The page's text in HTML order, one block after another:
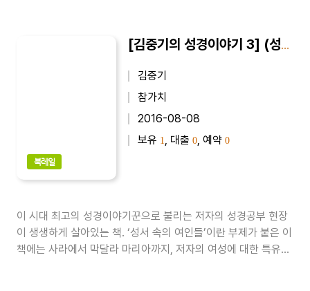
북레일
[김중기의 성경이야기 3] (성서 속의 여인들) 여성에게 일어난 신앙사건
김중기
참가치
2016-08-08
보유 1 , 대출 0 , 예약 0
이 시대 최고의 성경이야기꾼으로 불리는 저자의 성경공부 현장
이 생생하게 살아있는 책. ‘성서 속의 여인들’이란 부제가 붙은 이
책에는 사라에서 막달라 마리아까지, 저자의 여성에 대한 특유의